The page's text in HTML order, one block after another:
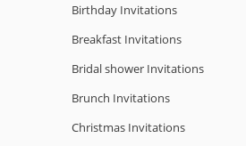
Birthday Invitations
Breakfast Invitations
Bridal shower Invitations
Brunch Invitations
Christmas Invitations